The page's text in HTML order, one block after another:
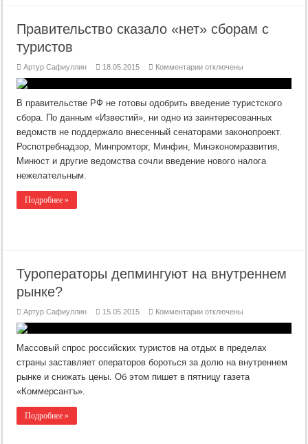
Правительство сказало «нет» сборам с
туристов
Артур Сафиуллин 18.05.2015 Комментариик
сказало
сборам
с
туристов
отключены
В правительстве РФ не готовы одобрить введение туристского
сбора. По данным «Известий», ни одно из заинтересованных
ведомств не поддержало внесенный сенаторами законопроект.
Роспотребнадзор, Минпромторг, Минфин, Минэкономразвития,
Минюст и другие ведомства сочли введение нового налога
нежелательным.
Подробнее »
Туроператоры депмингуют на внутреннем
рынке?
Артур Сафиуллин 15.05.2015 Комментариик
депмингуют
внутреннем
рынке?
отключены
Массовый спрос российских туристов на отдых в пределах
страны заставляет операторов бороться за долю на внутреннем
рынке и снижать цены. Об этом пишет в пятницу газета
«Коммерсантъ».
Подробнее »